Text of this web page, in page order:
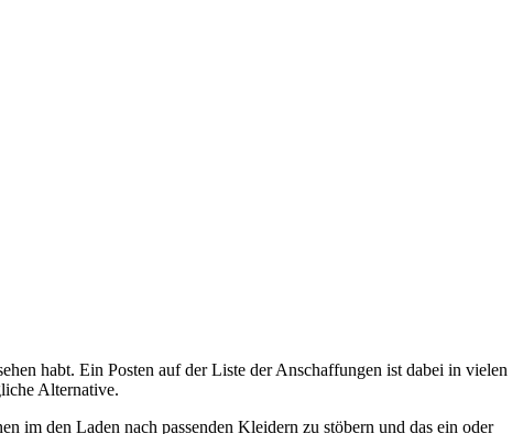
habt. Ein Posten auf der Liste der Anschaffungen ist dabei in vielen
Alternative.
im den Laden nach passenden Kleidern zu stöbern und das ein oder